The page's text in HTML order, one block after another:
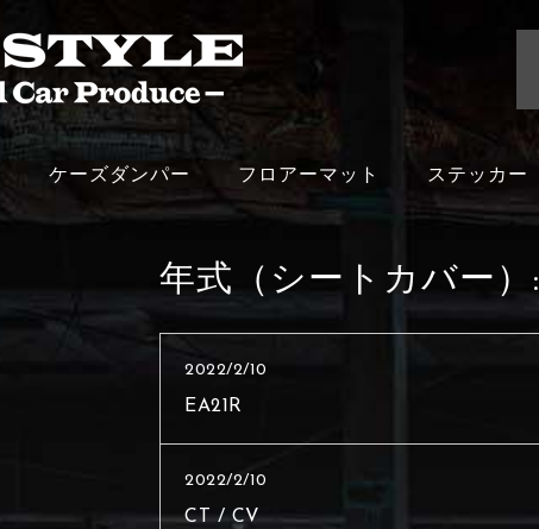
ケーズダンパー フロアーマット ステッカー
年式（シートカバー）:
2022/2/10
EA21R
2022/2/10
CT / CV